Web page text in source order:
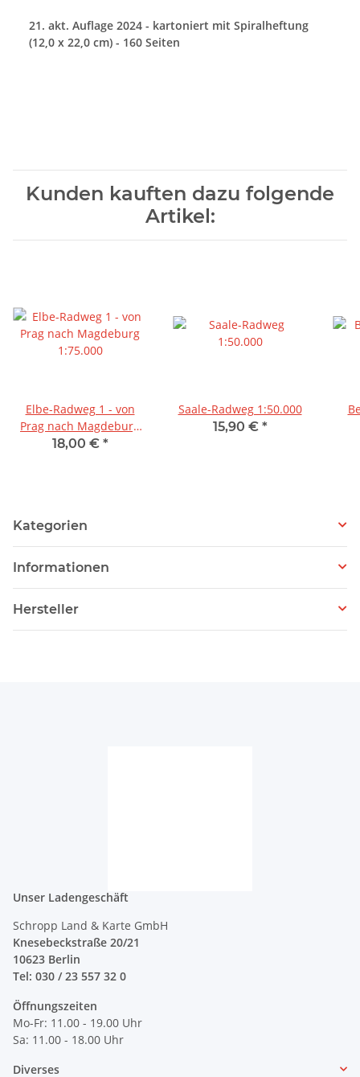
21. akt. Auflage 2024 - kartoniert mit Spiralheftung
(12,0 x 22,0 cm) - 160 Seiten
Kunden kauften dazu folgende
Artikel:
Elbe-Radweg 1 - von
Prag nach Magdeburg
1:75.000
18,00 € *
Saale-Radweg 1:50.000
15,90 € *
Kategorien
Informationen
Hersteller
Unser Ladengeschäft
Schropp Land & Karte GmbH
Knesebeckstraße 20/21
10623 Berlin
Tel: 030 / 23 557 32 0
Öffnungszeiten
Mo-Fr: 11.00 - 19.00 Uhr
Sa: 11.00 - 18.00 Uhr
Diverses